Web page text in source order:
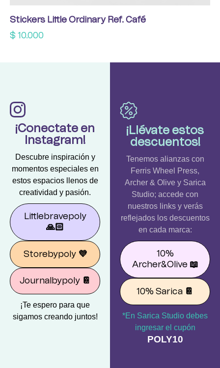
Stickers Little Ordinary Ref. Café
$ 10.000
¡Conectate en
Instagram!
Descubre inspiración y
momentos especiales en
estos espacios llenos de
creatividad y pasión.
Littlebravepoly
🙏🏻
Storebypoly 💜
Journalbypoly 📔
¡Te espero para que
sigamos creando juntos!
¡Llévate estos
descuentos!
Tenemos alianzas con
Ferris Wheel Press,
Archer & Olive y Sarica
Studio; accede con
nuestros links y verás
reflejados los descuentos
en cada marca:
10%
Archer&Olive 📖
10% Sarica 📔
*En Sarica Studio debes
ingresar el cupón
POLY10